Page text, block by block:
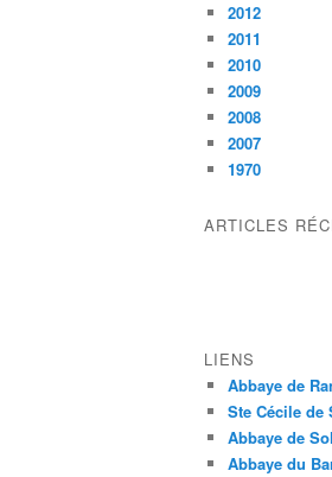
2012
2011
2010
2009
2008
2007
1970
ARTICLES
LIENS
Abbaye de
Ste Cécile de
Abbaye de
Abbaye du